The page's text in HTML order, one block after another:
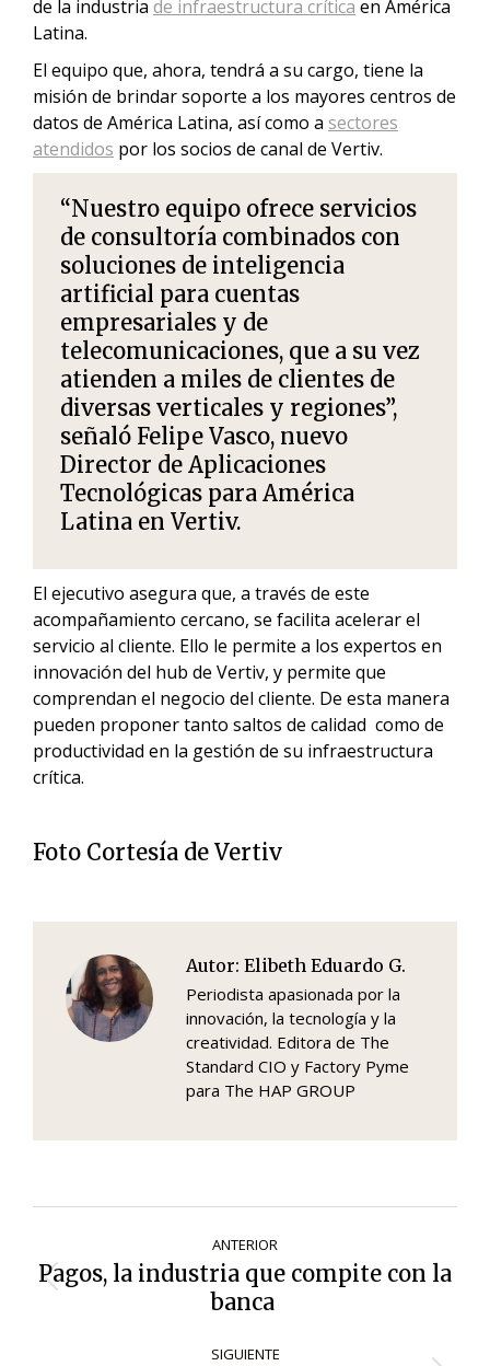
de la industria de infraestructura crítica en América
Latina.
El equipo que, ahora, tendrá a su cargo, tiene la
misión de brindar soporte a los mayores centros de
datos de América Latina, así como a sectores
atendidos por los socios de canal de Vertiv.
“Nuestro equipo ofrece servicios
de consultoría combinados con
soluciones de inteligencia
artificial para cuentas
empresariales y de
telecomunicaciones, que a su vez
atienden a miles de clientes de
diversas verticales y regiones”,
señaló Felipe Vasco, nuevo
Director de Aplicaciones
Tecnológicas para América
Latina en Vertiv.
El ejecutivo asegura que, a través de este
acompañamiento cercano, se facilita acelerar el
servicio al cliente. Ello le permite a los expertos en
innovación del hub de Vertiv, y permite que
comprendan el negocio del cliente. De esta manera
pueden proponer tanto saltos de calidad como de
productividad en la gestión de su infraestructura
crítica.
Foto Cortesía de Vertiv
Autor: Elibeth Eduardo G.
Periodista apasionada por la
innovación, la tecnología y la
creatividad. Editora de The
Standard CIO y Factory Pyme
para The HAP GROUP
de
entradas
ANTERIOR
Entrada
anterior:
Pagos, la industria que compite con la
banca
SIGUIENTE